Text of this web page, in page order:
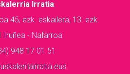
Irratia
45, ezk. eskailera, 13. ezk.
Iruñea - Nafarroa
948 17 01 51